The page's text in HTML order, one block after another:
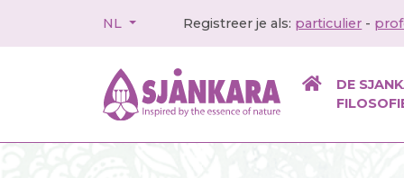
NL Registreer je als: particulier -
DE